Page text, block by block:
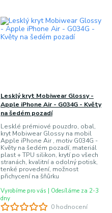
0 hodnocení
Lesklý kryt Mobiwear Glossy -
Apple iPhone Air - G034G - Květy
na šedém pozadí
Lesklé prémiové pouzdro, obal,
kryt Mobiwear Glossy na mobil
Apple iPhone Air , motiv G034G -
Květy na šedém pozadí, materiál
plast + TPU silikon, krytí po všech
stranách, kvalitní a odolný potisk,
tenké provedení, možnost
přichycení na šňůrku
Vyrobíme pro vás | Odesíláme za 2-3
dny